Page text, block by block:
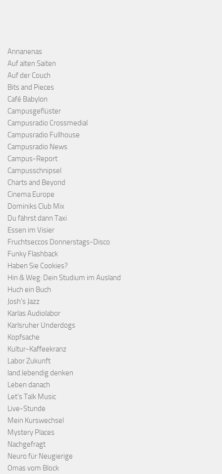
Annanenas
Auf alten Saiten
Auf der Couch
Bits and Pieces
Café Babylon
Campusgeflüster
Campusradio Crossmedial
Campusradio Fullhouse
Campusradio News
Campus-Report
Campusschnipsel
Charts and Beyond
Cinema Europe
Dominiks Club Mix
Du fährst dann Taxi
Essen im Visier
Fruchtseccos Donnerstags-Disco
Funky Flashback
Haben Sie Cookies?
Hin & Weg: Dein Studium im Ausland
Huch ein Buch
Josh's Jazz
Karlas Audiolabor
Karlsruher Underdogs
Kopfsache
Kultur-Kaffeekranz
Labor Zukunft
land.lebendig denken
Leben danach
Let's Talk Music
Live-Stunde
Mein Kurswechsel
Mystery Places
Nachgefragt
Neuro für Neugierige
Omas vom Block